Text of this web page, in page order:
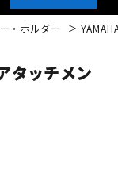
・ホルダー
タッチメン